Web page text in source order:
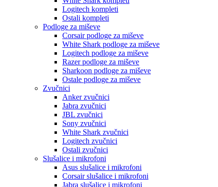
Logitech kompleti
Ostali kompleti
Podloge za miševe
Corsair podloge za miševe
White Shark podloge za miševe
Logitech podloge za miševe
Razer podloge za miševe
Sharkoon podloge za miševe
Ostale podloge za miševe
Zvučnici
Anker zvučnici
Jabra zvučnici
JBL zvučnici
Sony zvučnici
White Shark zvučnici
Logitech zvučnici
Ostali zvučnici
Slušalice i mikrofoni
Asus slušalice i mikrofoni
Corsair slušalice i mikrofoni
Jabra slušalice i mikrofoni